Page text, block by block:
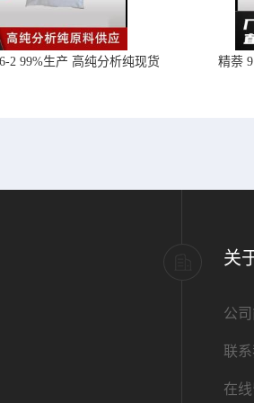
2 99%生产 高纯分析纯现货 精萘
关
公
联
在